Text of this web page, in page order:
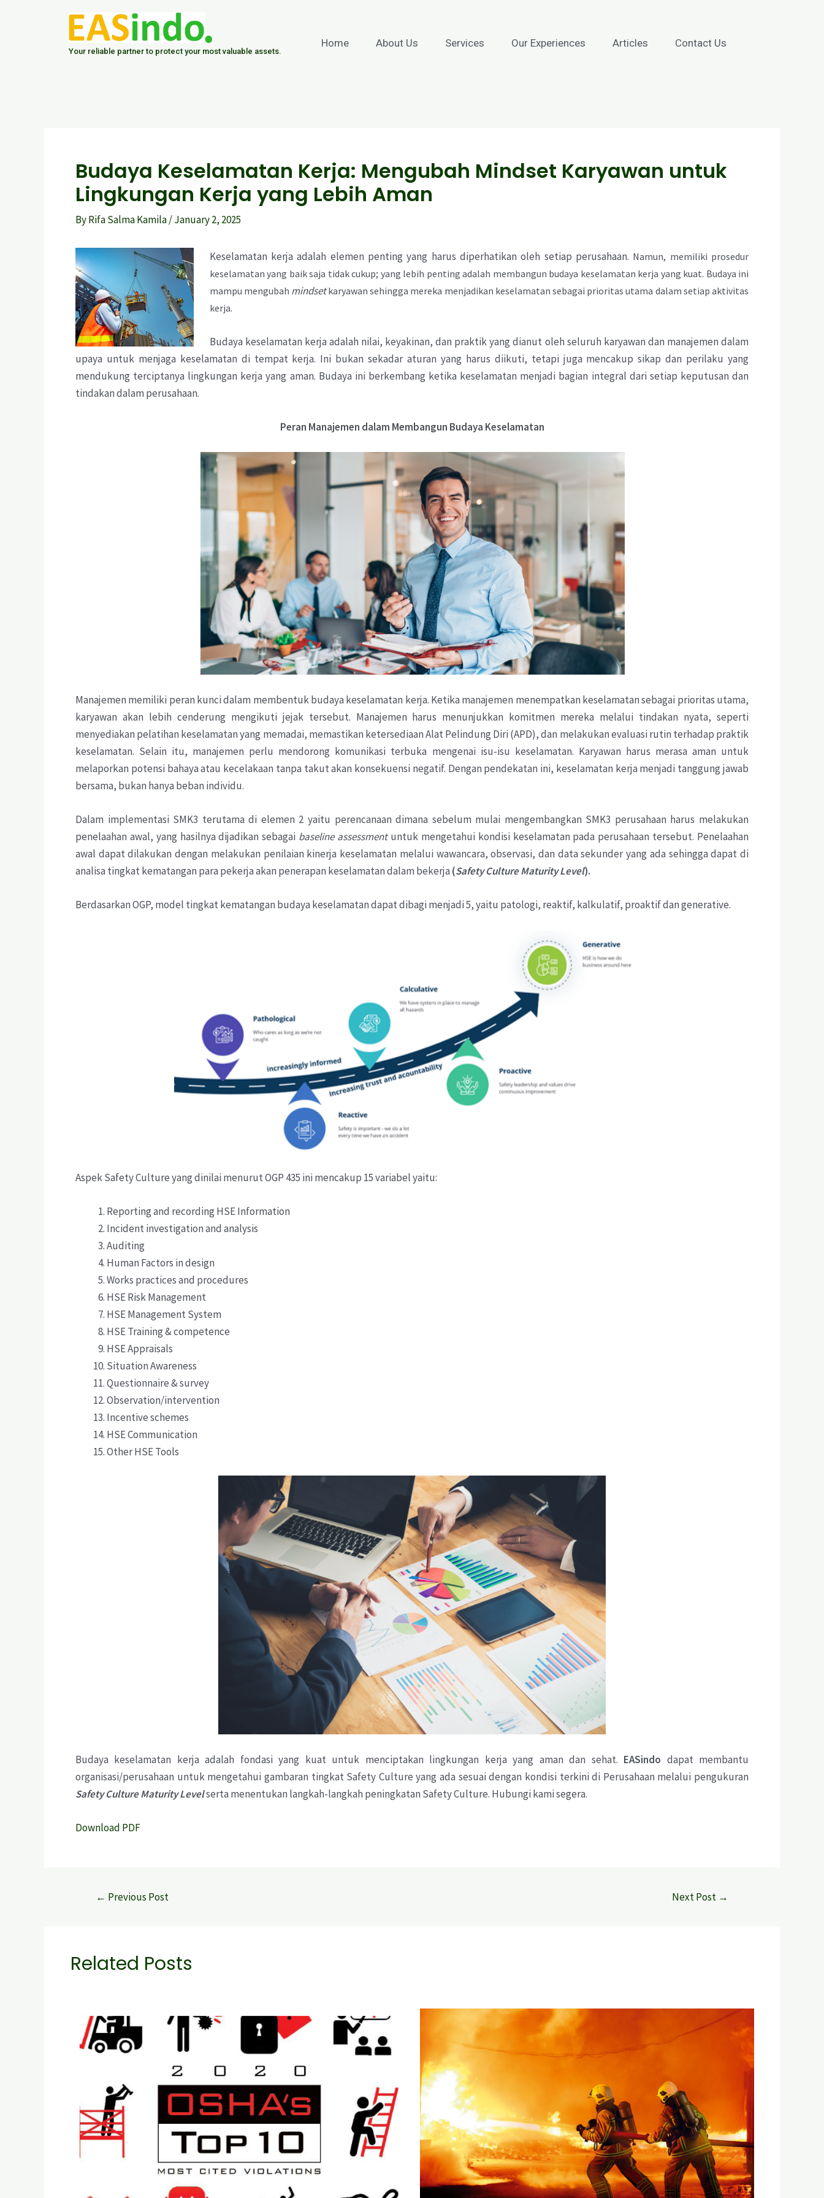
Your reliable partner to protect your most valuable assets.
Home About Us Services Our Experiences Articles Contact Us
Budaya Keselamatan Kerja: Mengubah Mindset Karyawan untuk
Lingkungan Kerja yang Lebih Aman
ByRifa Salma Kamila/January 2, 2025
Keselamatan kerja adalah elemen penting yang harus diperhatikan oleh setiap perusahaan. Namun, memiliki prosedur
keselamatan yang baik saja tidak cukup; yang lebih penting adalah membangun budaya keselamatan kerja yang kuat. Budaya ini
mampu mengubah mindsetkaryawan sehingga mereka menjadikan keselamatan sebagai prioritas utama dalam setiap aktivitas
kerja.
Budaya keselamatan kerja adalah nilai, keyakinan, dan praktik yang dianut oleh seluruh karyawan dan manajemen dalam
upaya untuk menjaga keselamatan di tempat kerja. Ini bukan sekadar aturan yang harus diikuti, tetapi juga mencakup sikap dan perilaku yang
mendukung terciptanya lingkungan kerja yang aman. Budaya ini berkembang ketika keselamatan menjadi bagian integral dari setiap keputusan dan
tindakan dalam perusahaan.
Peran Manajemen dalam Membangun Budaya Keselamatan
Manajemen memiliki peran kunci dalam membentuk budaya keselamatan kerja. Ketika manajemen menempatkan keselamatan sebagai prioritas utama,
karyawan akan lebih cenderung mengikuti jejak tersebut. Manajemen harus menunjukkan komitmen mereka melalui tindakan nyata, seperti
menyediakan pelatihan keselamatan yang memadai, memastikan ketersediaan Alat Pelindung Diri (APD), dan melakukan evaluasi rutin terhadap praktik
keselamatan. Selain itu, manajemen perlu mendorong komunikasi terbuka mengenai isu-isu keselamatan. Karyawan harus merasa aman untuk
melaporkan potensi bahaya atau kecelakaan tanpa takut akan konsekuensi negatif. Dengan pendekatan ini, keselamatan kerja menjadi tanggung jawab
bersama, bukan hanya beban individu.
Dalam implementasi SMK3 terutama di elemen 2 yaitu perencanaan dimana sebelum mulai mengembangkan SMK3 perusahaan harus melakukan
penelaahan awal, yang hasilnya dijadikan sebagai baseline assessmentuntuk mengetahui kondisi keselamatan pada perusahaan tersebut. Penelaahan
awal dapat dilakukan dengan melakukan penilaian kinerja keselamatan melalui wawancara, observasi, dan data sekunder yang ada sehingga dapat di
analisa tingkat kematangan para pekerja akan penerapan keselamatan dalam bekerja (Safety Culture Maturity Level).
Berdasarkan OGP, model tingkat kematangan budaya keselamatan dapat dibagi menjadi 5, yaitu patologi, reaktif, kalkulatif, proaktif dan generative.
Aspek Safety Culture yang dinilai menurut OGP 435 ini mencakup 15 variabel yaitu:
Reporting and recording HSE Information
Incident investigation and analysis
Auditing
Human Factors in design
Works practices and procedures
HSE Risk Management
HSE Management System
HSE Training & competence
HSE Appraisals
Situation Awareness
Questionnaire & survey
Observation/intervention
Incentive schemes
HSE Communication
Other HSE Tools
Budaya keselamatan kerja adalah fondasi yang kuat untuk menciptakan lingkungan kerja yang aman dan sehat. EASindo dapat membantu
organisasi/perusahaan untuk mengetahui gambaran tingkat Safety Culture yang ada sesuai dengan kondisi terkini di Perusahaan melalui pengukuran
Safety Culture Maturity Levelserta menentukan langkah-langkah peningkatan Safety Culture. Hubungi kami segera.
Download PDF
navigation
← Previous Post Next Post →
Related Posts